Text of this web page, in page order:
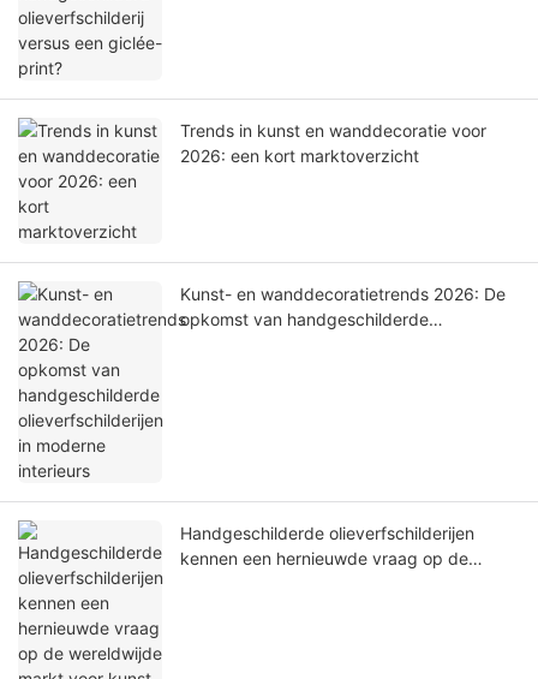
Trends in kunst en wanddecoratie voor
2026: een kort marktoverzicht
Kunst- en wanddecoratietrends 2026: De
opkomst van handgeschilderde
Handgeschilderde olieverfschilderijen
kennen een hernieuwde vraag op de